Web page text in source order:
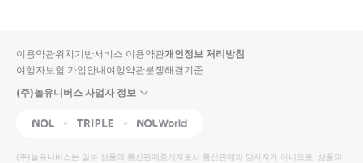
입니
다.
높
동
순
상
이용약관위치기반서비스 이용약관개인정보 처리방침
여행자보험 가입안내여행약관분쟁해결기준
(주)놀유니버스 사업자 정보
NOL Triple Interpark Global
(주)놀유니버스는 일부 상품의 통신판매중개자로서 통신판매의 당사자가 아니므로, 상품의